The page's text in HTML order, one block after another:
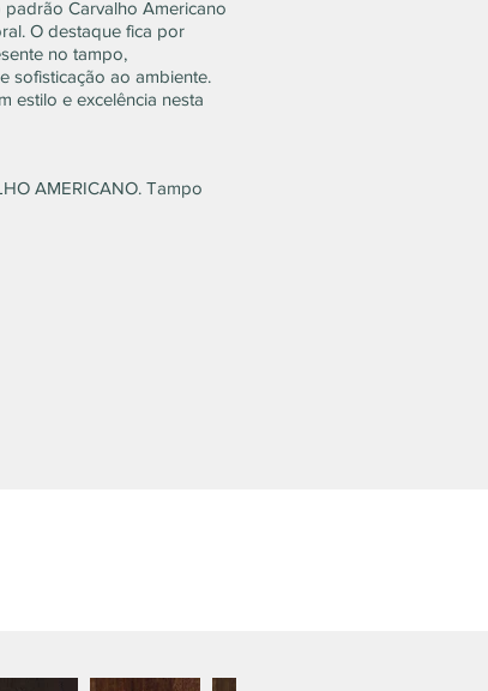
Carvalho Americano
O destaque fica por
no tampo,
sofisticação ao ambiente.
estilo e excelência nesta
AMERICANO. Tampo